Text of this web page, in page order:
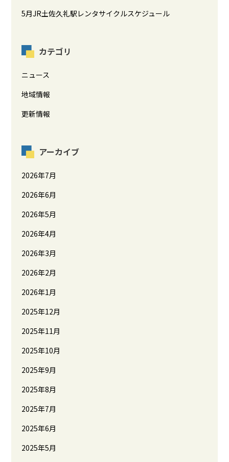
5月JR土佐久礼駅レンタサイクルスケジュール
カテゴリ
ニュース
地域情報
更新情報
アーカイブ
2026年7月
2026年6月
2026年5月
2026年4月
2026年3月
2026年2月
2026年1月
2025年12月
2025年11月
2025年10月
2025年9月
2025年8月
2025年7月
2025年6月
2025年5月